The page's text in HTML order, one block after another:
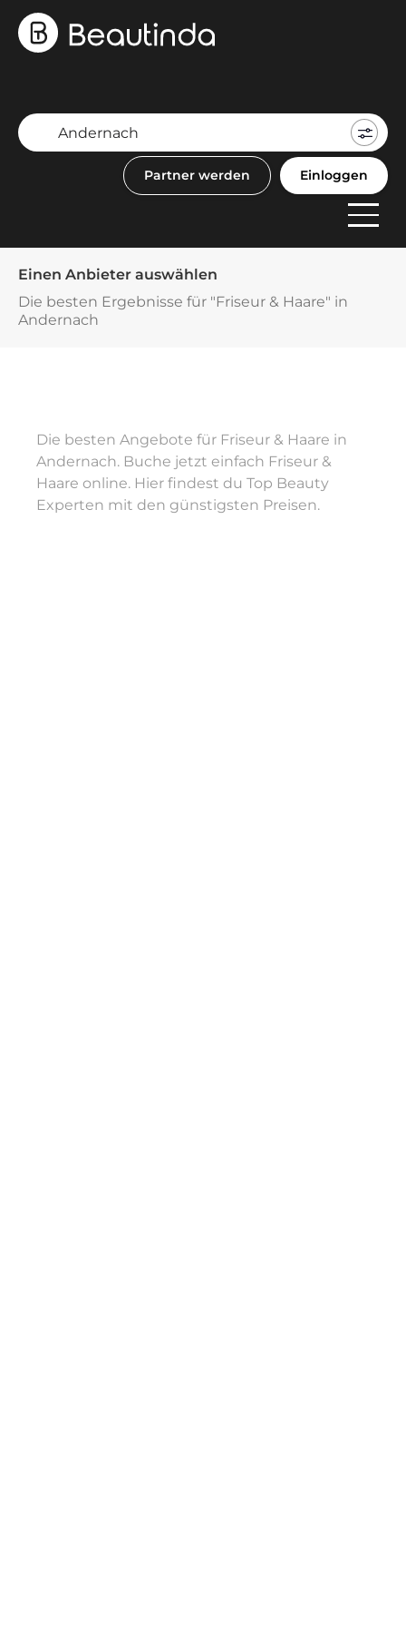
Partner werden Einloggen
Einen Anbieter auswählen
Die besten Ergebnisse für "Friseur & Haare" in
Andernach
Die besten Angebote für Friseur & Haare in
Andernach. Buche jetzt einfach Friseur &
Haare online. Hier findest du Top Beauty
Experten mit den günstigsten Preisen.